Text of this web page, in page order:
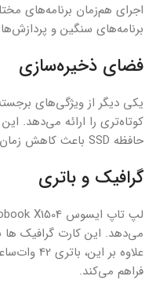
اجرای هم‌زمان برنامه‌های
برنامه‌های سنگین و
فضای ذخیره‌سازی
کوتاه‌تری را ارائه می‌دهد.
حافظه SSD باعث کاهش زمان بوت و افزایش سرعت اجرای برنامه‌ها می‌شود که تجربه کاربری بهتری را به همراه دارد.
گرافیک و باتری
فراهم می‌کند.